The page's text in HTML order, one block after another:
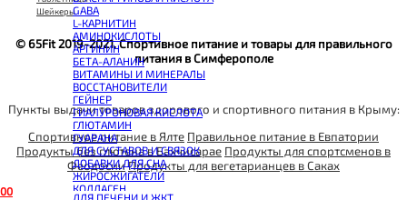
GABA
L-КАРНИТИН
АМИНОКИСЛОТЫ
АРГИНИН
БЕТА-АЛАНИН
ВИТАМИНЫ И МИНЕРАЛЫ
ВОССТАНОВИТЕЛИ
ГЕЙНЕР
ГИАЛУРОНОВАЯ КИСЛОТА
ГЛЮТАМИН
ГУАРАНА
ДЛЯ СУСТАВОВ И СВЯЗОК
ДОБАВКИ ДЛЯ СНА
ЖИРОСЖИГАТЕЛИ
КОЛЛАГЕН
ДЛЯ ПЕЧЕНИ И ЖКТ
Шейкеры
© 65Fit 2019-2021. Спортивное питание и товары для правильного
питания в Симферополе
Пункты выдачи товаров здорового и спортивного питания в Крыму:
Спортивное питание в Ялте Правильное питание в Евпатории
Продукты без глютена в Бахчисарае Продукты для спортсменов в
ФеодосииПродукты для вегетарианцев в Саках
00